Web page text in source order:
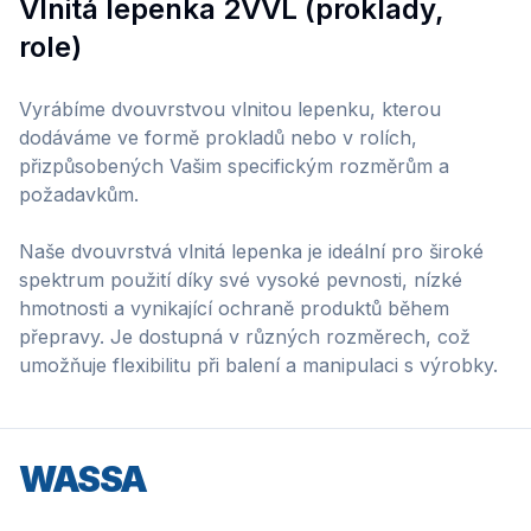
Vlnitá lepenka 2VVL (proklady,
role)
Vyrábíme dvouvrstvou vlnitou lepenku, kterou
dodáváme ve formě prokladů nebo v rolích,
přizpůsobených Vašim specifickým rozměrům a
požadavkům.
Naše dvouvrstvá vlnitá lepenka je ideální pro široké
spektrum použití díky své vysoké pevnosti, nízké
hmotnosti a vynikající ochraně produktů během
přepravy. Je dostupná v různých rozměrech, což
umožňuje flexibilitu při balení a manipulaci s výrobky.
WASSA